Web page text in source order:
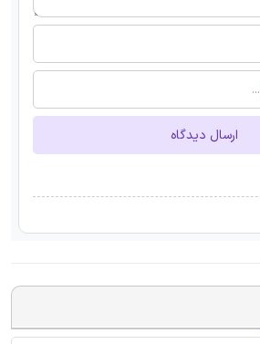
ارسال دیدگاه